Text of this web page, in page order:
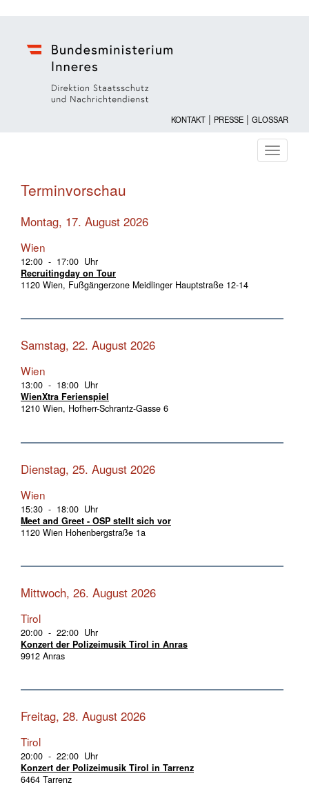
KONTAKT | PRESSE | GLOSSAR
ein-/
Terminvorschau
Montag, 17. August 2026
Wien
12:00 - 17:00 Uhr
Recruitingday on Tour
1120 Wien, Fußgängerzone Meidlinger Hauptstraße 12-14
Samstag, 22. August 2026
Wien
13:00 - 18:00 Uhr
WienXtra Ferienspiel
1210 Wien, Hofherr-Schrantz-Gasse 6
Dienstag, 25. August 2026
Wien
15:30 - 18:00 Uhr
Meet and Greet - OSP stellt sich vor
1120 Wien Hohenbergstraße 1a
Mittwoch, 26. August 2026
Tirol
20:00 - 22:00 Uhr
Konzert der Polizeimusik Tirol in Anras
9912 Anras
Freitag, 28. August 2026
Tirol
20:00 - 22:00 Uhr
Konzert der Polizeimusik Tirol in Tarrenz
6464 Tarrenz